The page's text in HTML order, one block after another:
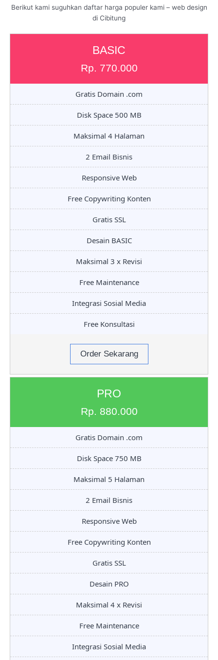
Berikut kami suguhkan daftar harga populer kami – web design
di Cibitung
BASIC
Rp. 770.000
Gratis Domain .com
Disk Space 500 MB
Maksimal 4 Halaman
2 Email Bisnis
Responsive Web
Free Copywriting Konten
Gratis SSL
Desain BASIC
Maksimal 3 x Revisi
Free Maintenance
Integrasi Sosial Media
Free Konsultasi
Order Sekarang
PRO
Rp. 880.000
Gratis Domain .com
Disk Space 750 MB
Maksimal 5 Halaman
2 Email Bisnis
Responsive Web
Free Copywriting Konten
Gratis SSL
Desain PRO
Maksimal 4 x Revisi
Free Maintenance
Integrasi Sosial Media